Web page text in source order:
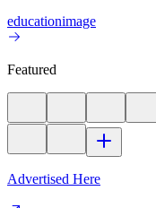
educationimage
Featured
Advertised Here